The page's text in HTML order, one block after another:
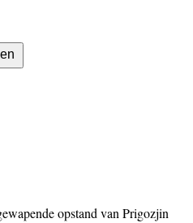
opstand van Prigozjin